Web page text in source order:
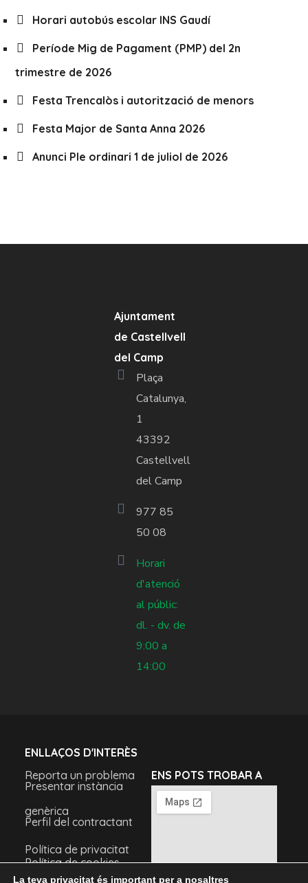
Horari autobús escolar INS Gaudí
Període Mig de Pagament (PMP) del 2n
trimestre de 2026
Festa Trencalòs i autorització de menors
Festa Major de Santa Anna 2026
Anunci Ple ordinari 1 de juliol de 2026
Ajuntament
de Castellvell
del Camp
Plaça
Catalunya,
1
43392
Castellvell
del Camp
977 85
50 08
Horari
d'atenció
al públic:
dl. - dv. de
9:00 a
14:00
ENLLAÇOS D'INTERÈS
Reporta un problema
Presentar instància
genèrica
Perfil del contractant
Política de privacitat
Política de cookies
Avís legal
ENS POTS TROBAR A
La teva privacitat és important per a nosaltres